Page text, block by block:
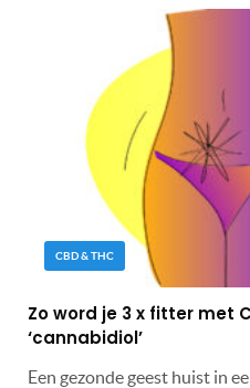
CBD & THC
Zo word je 3 x fitter met
‘cannabidiol’
Een gezonde geest huist in